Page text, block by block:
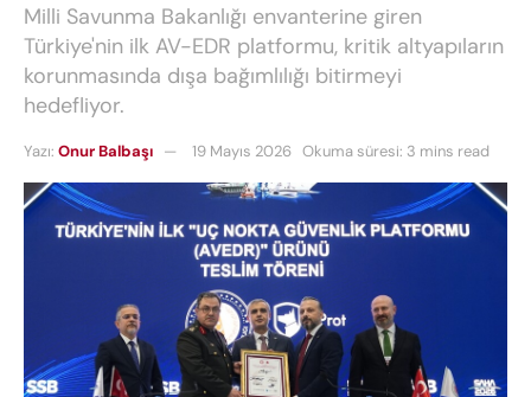
Milli Savunma Bakanlığı envanterine giren
Türkiye'nin ilk AV-EDR platformu, kritik altyapıların
korunmasında dışa bağımlılığı bitirmeyi
hedefliyor.
Yazı: Onur Balbaşı 19 Mayıs 2026 Okuma süresi: 3 mins read